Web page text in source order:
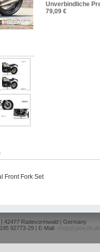
Unverbindliche
79,09 €
Front Fork Set
42477 Radevormwald | Germany
92773-29 | E-Mail:
shop@glow2b.de